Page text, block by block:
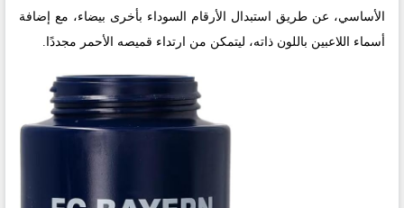
الأساسي، عن طريق استبدال الأرقام السوداء بأخرى بيضاء، مع إضافة
أسماء اللاعبين باللون ذاته، ليتمكن من ارتداء قميصه الأحمر مجددًا.